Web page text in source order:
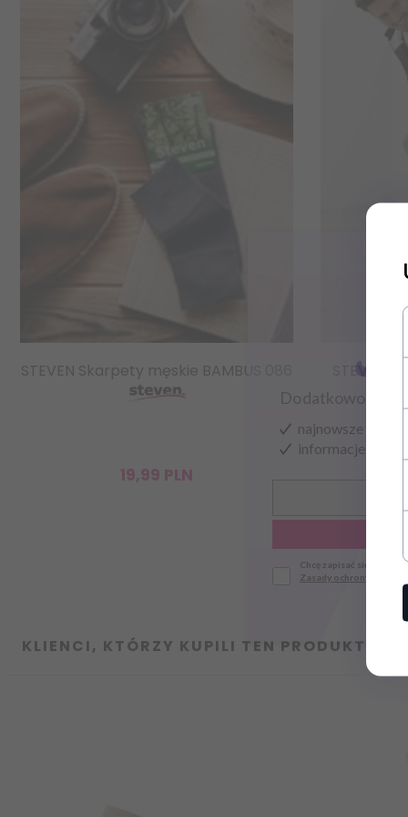
STEVEN Skarpety męskie BAMBUS 086
19,99 PLN
STEVEN
KLIENCI, KTÓRZY KUPILI TEN PRODUKT
Dodatkowo
najnowsze
informacje o
Chcę zapisać się do
Zasady ochrony danych